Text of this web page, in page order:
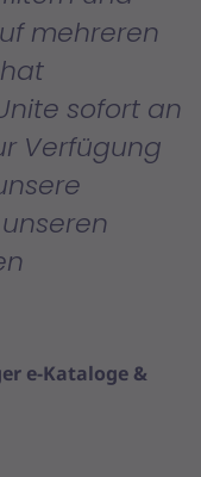
mehreren
sofort an
Verfügung
e-Kataloge &